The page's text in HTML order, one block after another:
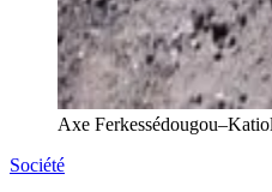
Axe
Société